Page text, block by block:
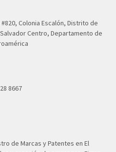
Colonia Escalón, Distrito de
Centro, Departamento de
8667
de Marcas y Patentes en El